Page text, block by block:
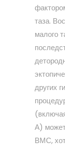
таза.
малого
других
А)
ВМС,